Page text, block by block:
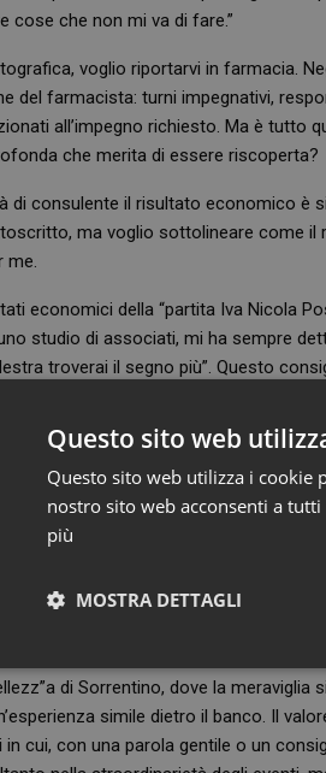
cose che non mi va di fare.”
voglio riportarvi in farmacia.
del farmacista: turni impegnativi,
all’impegno richiesto. Ma è tutto
che merita di essere riscoperta?
di consulente il risultato economico è
ma voglio sottolineare come il
me.
economici della “partita Iva Nicola
studio di associati, mi ha sempre
troverai il segno più”. Questo
e devo dire che mi ha dato
sottolineo come ognuno di noi
sviluppo di attività che portino una
testimoni quotidiani di piccoli atti di
di vivere momenti di straordinaria
che ha trovato la soluzione per
amico, il ringraziamento sincero
di Sorrentino, dove la
simile dietro il banco. Il
cui, con una parola gentile o un
Questo sito web
Questo sito web utilizza i cookie
nostro sito web acconsenti a
più
MOSTRA DETTAGLI
Necessari